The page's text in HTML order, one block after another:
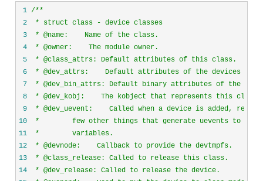
1 /*
2
3
4
5
6
7
8
9
10
11
12
13
14